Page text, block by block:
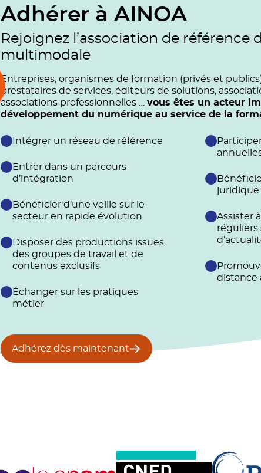
Adhérer à AINOA
Rejoignez l’association de référence
multimodale
Entreprises, organismes de formation (privés et
prestataires de services, éditeurs de solutions,
associations professionnelles … vous êtes un acteur
développement du numérique au service de la
Intégrer un réseau de référence
Entrer dans un parcours
d’intégration
Bénéficier d’une veille sur le
secteur en rapide évolution
Disposer des productions issues
des groupes de travail et de
contenus exclusifs
Échanger sur les pratiques
métier
Assister
réguliers
distance
Adhérez dès maintenant